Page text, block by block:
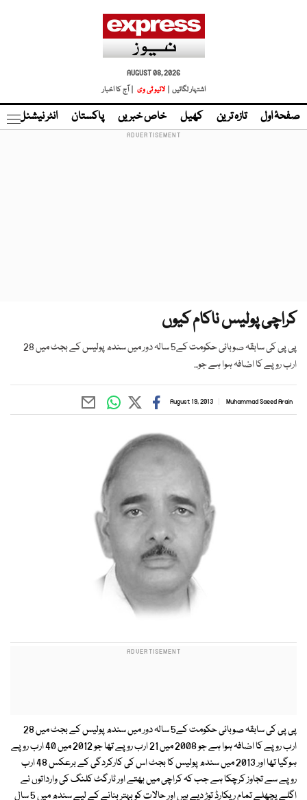
AUGUST 08, 2026
اشتہار لگائیں |
لائیو ٹی وی | آج کا اخبار
صفحۂ اول تازہ ترین کھیل خاص خبریں پاکستان انٹر نیشنل
کراچی پولیس ناکام کیوں
پی پی کی سابقہ صوبائی حکومت کے5 سالہ دور میں سندھ پولیس کے بجٹ میں 28
ارب روپے کا اضافہ ہوا ہے جو...
Muhammad Saeed Arain
August 19, 2013
پی پی کی سابقہ صوبائی حکومت کے5 سالہ دور میں سندھ پولیس کے بجٹ میں 28
ارب روپے کا اضافہ ہوا ہے جو 2008 میں 21 ارب روپے تھا جو 2012 میں 40 ارب روپے
ہوگیا تھا اور 2013 میں سندھ پولیس کا بجٹ اس کی کارکردگی کے برعکس 48 ارب
روپے سے تجاوز کرچکا ہے جب کہ کراچی میں بھتے اور ٹارگٹ کلنگ کی وارداتوں نے
اگلے پچھلے تمام ریکارڈ توڑ دیے ہیں اور حالات کو بہتر بنانے کے لیے سندھ میں 5 سال